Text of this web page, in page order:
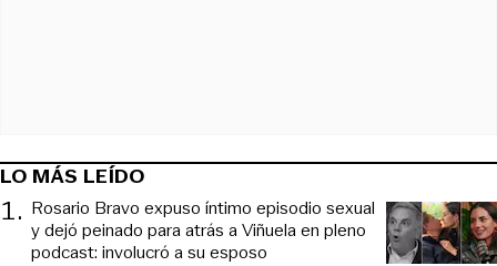
LO MÁS LEÍDO
1. Rosario Bravo expuso íntimo episodio sexual
y dejó peinado para atrás a Viñuela en pleno
podcast: involucró a su esposo